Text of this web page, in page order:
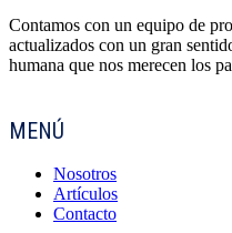
Contamos con un equipo de
actualizados con un gran
humana que nos merecen los
MENÚ
Nosotros
Artículos
Contacto